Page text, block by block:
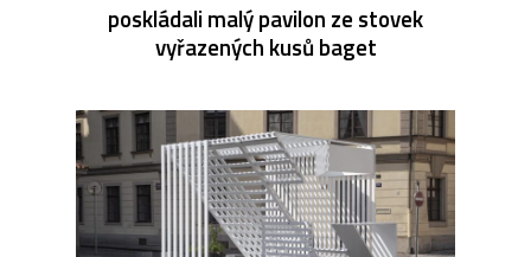
poskládali malý pavilon ze stovek
vyřazených kusů baget